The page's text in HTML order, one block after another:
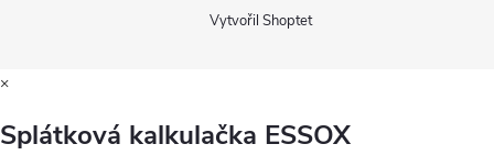
Vytvořil Shoptet
×
Splátková kalkulačka ESSOX